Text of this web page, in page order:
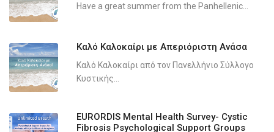
Have a great summer from the Panhellenic...
Καλό Καλοκαίρι με Απεριόριστη Ανάσα
Καλό Καλοκαίρι από τον Πανελλήνιο Σύλλογο
Κυστικής...
EURORDIS Mental Health Survey- Cystic
Fibrosis Psychological Support Groups